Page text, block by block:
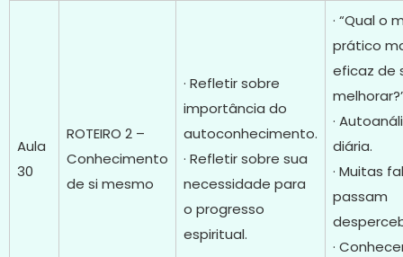
Aula
30
ROTEIRO 2 –
Conhecimento
de si mesmo
· Refletir sobre
importância do
autoconhecimento.
· Refletir sobre sua
necessidade para
o progresso
espiritual.
· “Qual o
prático
eficaz de
·
diária.
· Muitas
passam
·